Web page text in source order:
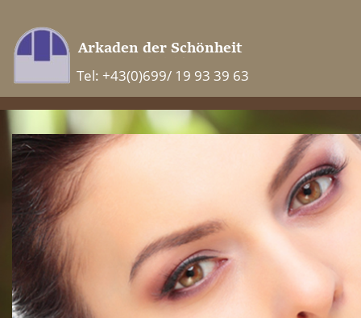
Tel: +43(0)699/ 19 93 39 63